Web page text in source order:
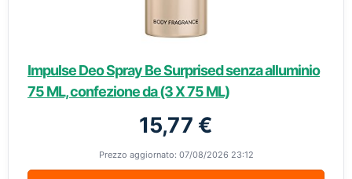
Impulse Deo Spray Be Surprised senza alluminio
75 ML, confezione da (3 X 75 ML)
15,77 €
Prezzo aggiornato: 07/08/2026 23:12